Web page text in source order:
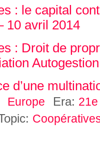
: le capital
10 avril 2014
: Droit de
d’une
Europe Era: